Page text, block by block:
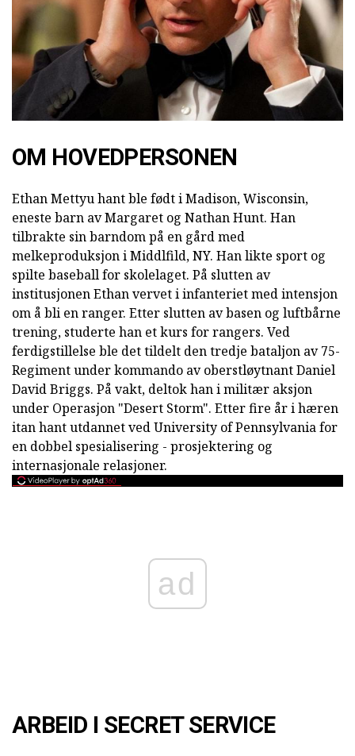
OM HOVEDPERSONEN
Ethan Mettyu hant ble født i Madison, Wisconsin,
eneste barn av Margaret og Nathan Hunt. Han
tilbrakte sin barndom på en gård med
melkeproduksjon i Middlfild, NY. Han likte sport og
spilte baseball for skolelaget. På slutten av
institusjonen Ethan vervet i infanteriet med intensjon
om å bli en ranger. Etter slutten av basen og luftbårne
trening, studerte han et kurs for rangers. Ved
ferdigstillelse ble det tildelt den tredje bataljon av 75-
Regiment under kommando av oberstløytnant Daniel
David Briggs. På vakt, deltok han i militær aksjon
under Operasjon "Desert Storm". Etter fire år i hæren
itan hant utdannet ved University of Pennsylvania for
en dobbel spesialisering - prosjektering og
internasjonale relasjoner.
ad
ARBEID I SECRET SERVICE